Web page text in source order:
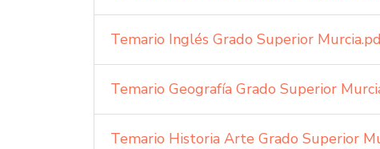
Temario Inglés Grado Superior
Temario Geografía Grado Superior
Temario Historia Arte Grado Superior